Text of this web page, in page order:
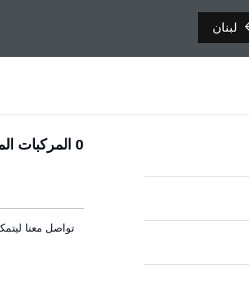
لبنان
0 المركبات
تواصل معنا